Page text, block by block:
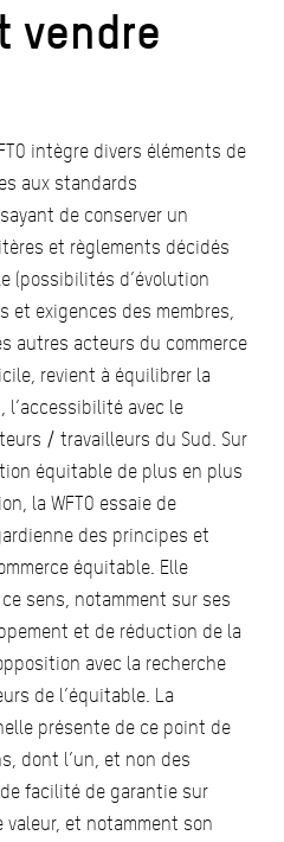
vendre
intègre divers éléments de
aux standards
de conserver un
et règlements décidés
(possibilités d’évolution
et exigences des membres,
autres acteurs du commerce
revient à équilibrer la
l’accessibilité avec le
/ travailleurs du Sud. Sur
équitable de plus en plus
la WFTO essaie de
des principes et
équitable. Elle
sens, notamment sur ses
et de réduction de la
avec la recherche
de l’équitable. La
présente de ce point de
dont l’un, et non des
facilité de garantie sur
valeur, et notamment son